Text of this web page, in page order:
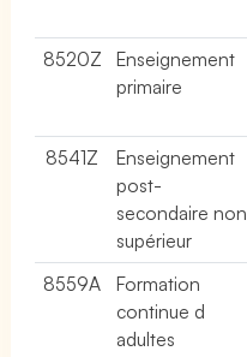
8520Z
Enseignement
primaire
8541Z
Enseignement
post-
secondaire non
supérieur
8559A
Formation
continue d
adultes